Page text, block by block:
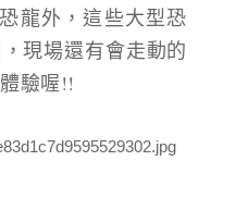
龍外，這些大型恐
現場還有會走動的
驗喔!!